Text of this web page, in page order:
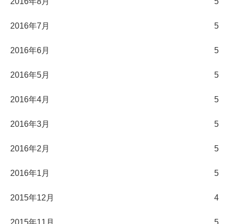
2016年7月 5
2016年6月 5
2016年5月 5
2016年4月 5
2016年3月 5
2016年2月 5
2016年1月 5
2015年12月 4